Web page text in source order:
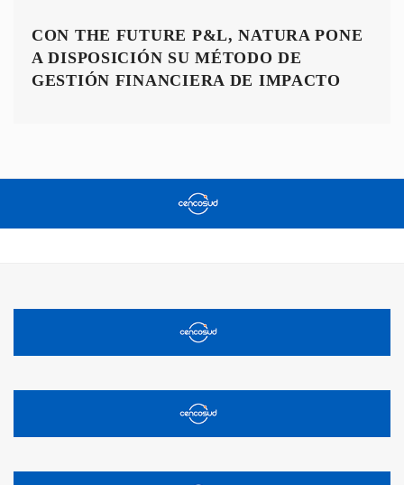
CON THE FUTURE P&L, NATURA PONE
A DISPOSICIÓN SU MÉTODO DE
GESTIÓN FINANCIERA DE IMPACTO